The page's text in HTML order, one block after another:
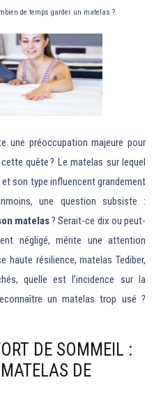
de temps garder un matelas ?
une préoccupation majeure pour
quête ? Le matelas sur lequel
son type influencent grandement
une question subsiste :
matelas? Serait-ce dix ou peut-
négligé, mérite une attention
haute résilience, matelas Tediber,
quelle est l’incidence sur la
un matelas trop usé ?
DE SOMMEIL :
DE